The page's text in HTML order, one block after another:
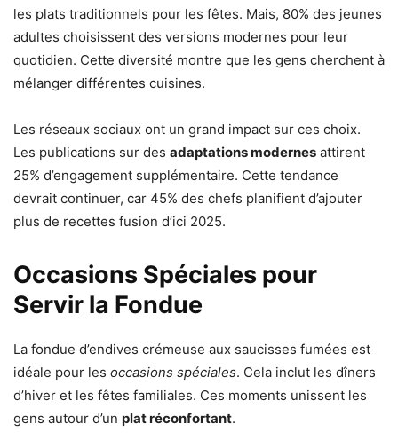
les plats traditionnels pour les fêtes. Mais, 80% des jeunes
adultes choisissent des versions modernes pour leur
quotidien. Cette diversité montre que les gens cherchent à
mélanger différentes cuisines.
Les réseaux sociaux ont un grand impact sur ces choix.
Les publications sur des adaptations modernes attirent
25% d’engagement supplémentaire. Cette tendance
devrait continuer, car 45% des chefs planifient d’ajouter
plus de recettes fusion d’ici 2025.
Occasions Spéciales pour
Servir la Fondue
La fondue d’endives crémeuse aux saucisses fumées est
idéale pour les occasions spéciales. Cela inclut les dîners
d’hiver et les fêtes familiales. Ces moments unissent les
gens autour d’un plat réconfortant.